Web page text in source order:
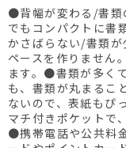
●背幅が変わる/書類
でもコンパクトに書
かさばらない/書類が
ペースを作りません
ます。●書類が多く
も、書類が丸まるこ
ないので、表紙もぴ
マチ付きポケットで
●携帯電話や公共料